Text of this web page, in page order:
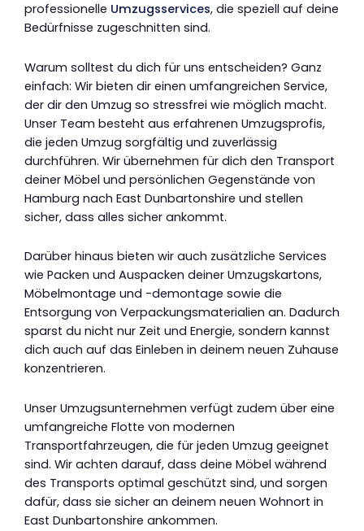
professionelle Umzugsservices, die speziell auf deine
Bedürfnisse zugeschnitten sind.
Warum solltest du dich für uns entscheiden? Ganz
einfach: Wir bieten dir einen umfangreichen Service,
der dir den Umzug so stressfrei wie möglich macht.
Unser Team besteht aus erfahrenen Umzugsprofis,
die jeden Umzug sorgfältig und zuverlässig
durchführen. Wir übernehmen für dich den Transport
deiner Möbel und persönlichen Gegenstände von
Hamburg nach East Dunbartonshire und stellen
sicher, dass alles sicher ankommt.
Darüber hinaus bieten wir auch zusätzliche Services
wie Packen und Auspacken deiner Umzugskartons,
Möbelmontage und -demontage sowie die
Entsorgung von Verpackungsmaterialien an. Dadurch
sparst du nicht nur Zeit und Energie, sondern kannst
dich auch auf das Einleben in deinem neuen Zuhause
konzentrieren.
Unser Umzugsunternehmen verfügt zudem über eine
umfangreiche Flotte von modernen
Transportfahrzeugen, die für jeden Umzug geeignet
sind. Wir achten darauf, dass deine Möbel während
des Transports optimal geschützt sind, und sorgen
dafür, dass sie sicher an deinem neuen Wohnort in
East Dunbartonshire ankommen.